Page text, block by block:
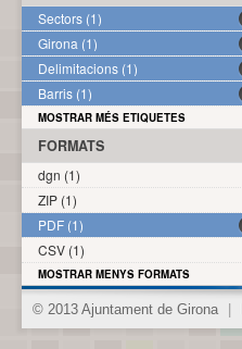
Sectors (1)
Girona (1)
Delimitacions (1)
Barris (1)
MOSTRAR MÉS ETIQUETES
FORMATS
dgn (1)
ZIP (1)
PDF (1)
CSV (1)
MOSTRAR MENYS FORMATS
© 2013 Ajuntament de Girona